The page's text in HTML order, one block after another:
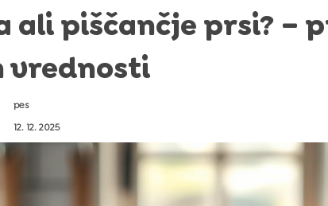
ali piščančje prsi? –
vrednosti
pes
12. 12. 2025